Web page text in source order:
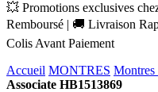
💥 Promotions exclusives
Remboursé | 🚚 Livraison
Colis Avant Paiement
Accueil MONTRES
Associate HB1513869